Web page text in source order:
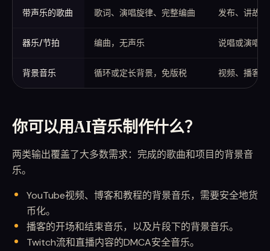
带声乐的歌曲 歌词、演唱旋律、完整编曲 发布、讲故
器乐/节拍 编曲，无声乐 说唱或演唱
背景音乐 循环或定长背景，免版税 视频、播客
你可以用AI音乐制作什么？
两类输出覆盖了大多数需求：完成的歌曲和项目的背景音
乐。
YouTube视频、博客和教程的背景音乐，需要安全地货
币化。
播客的开场和结束音乐，以及片段下的背景音乐。
Twitch流和直播内容的DMCA安全音乐。